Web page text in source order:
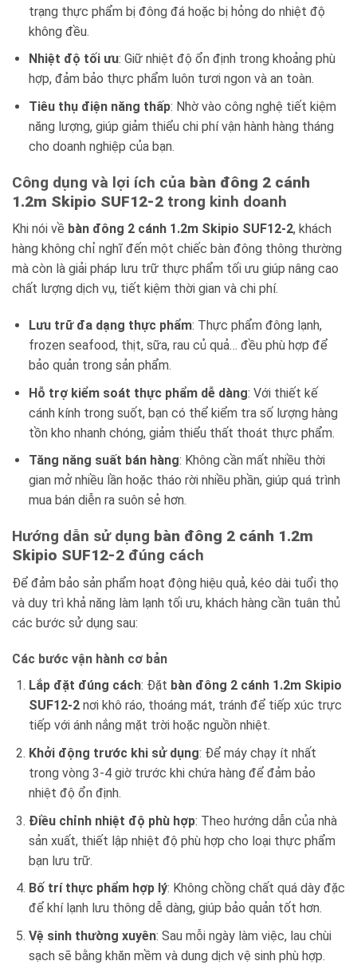
trạng thực phẩm bị đông đá hoặc bị hỏng do nhiệt độ
không đều.
Nhiệt độ tối ưu: Giữ nhiệt độ ổn định trong khoảng phù
hợp, đảm bảo thực phẩm luôn tươi ngon và an toàn.
Tiêu thụ điện năng thấp: Nhờ vào công nghệ tiết kiệm
năng lượng, giúp giảm thiểu chi phí vận hành hàng tháng
cho doanh nghiệp của bạn.
Công dụng và lợi ích của bàn đông 2 cánh
1.2m Skipio SUF12-2 trong kinh doanh
Khi nói về bàn đông 2 cánh 1.2m Skipio SUF12-2, khách
hàng không chỉ nghĩ đến một chiếc bàn đông thông thường
mà còn là giải pháp lưu trữ thực phẩm tối ưu giúp nâng cao
chất lượng dịch vụ, tiết kiệm thời gian và chi phí.
Lưu trữ đa dạng thực phẩm: Thực phẩm đông lạnh,
frozen seafood, thịt, sữa, rau củ quả… đều phù hợp để
bảo quản trong sản phẩm.
Hỗ trợ kiểm soát thực phẩm dễ dàng: Với thiết kế
cánh kính trong suốt, bạn có thể kiểm tra số lượng hàng
tồn kho nhanh chóng, giảm thiểu thất thoát thực phẩm.
Tăng năng suất bán hàng: Không cần mất nhiều thời
gian mở nhiều lần hoặc tháo rời nhiều phần, giúp quá trình
mua bán diễn ra suôn sẻ hơn.
Hướng dẫn sử dụng bàn đông 2 cánh 1.2m
Skipio SUF12-2 đúng cách
Để đảm bảo sản phẩm hoạt động hiệu quả, kéo dài tuổi thọ
và duy trì khả năng làm lạnh tối ưu, khách hàng cần tuân thủ
các bước sử dụng sau:
Các bước vận hành cơ bản
Lắp đặt đúng cách: Đặt bàn đông 2 cánh 1.2m Skipio
SUF12-2nơi khô ráo, thoáng mát, tránh để tiếp xúc trực
tiếp với ánh nắng mặt trời hoặc nguồn nhiệt.
Khởi động trước khi sử dụng: Để máy chạy ít nhất
trong vòng 3-4 giờ trước khi chứa hàng để đảm bảo
nhiệt độ ổn định.
Điều chỉnh nhiệt độ phù hợp: Theo hướng dẫn của nhà
sản xuất, thiết lập nhiệt độ phù hợp cho loại thực phẩm
bạn lưu trữ.
Bố trí thực phẩm hợp lý: Không chồng chất quá dày đặc
để khí lạnh lưu thông dễ dàng, giúp bảo quản tốt hơn.
Vệ sinh thường xuyên: Sau mỗi ngày làm việc, lau chùi
sạch sẽ bằng khăn mềm và dung dịch vệ sinh phù hợp.